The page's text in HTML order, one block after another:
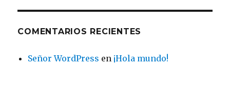
COMENTARIOS RECIENTES
Señor WordPress en ¡Hola mundo!